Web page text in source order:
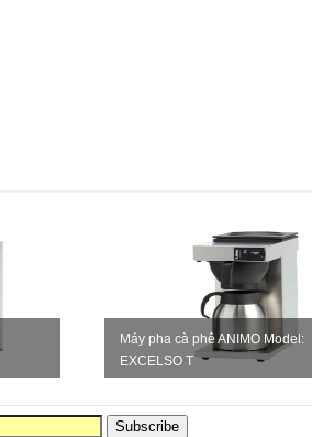
Máy pha cà phê ANIMO Model:
EXCELSO T